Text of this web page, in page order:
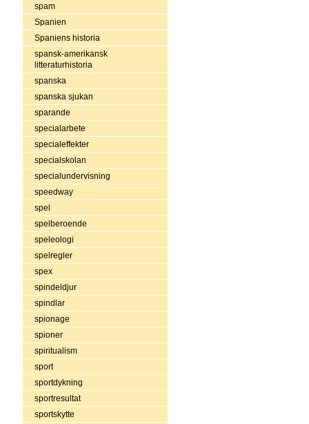
spam
Spanien
Spaniens historia
spansk-amerikansk
litteraturhistoria
spanska
spanska sjukan
sparande
specialarbete
specialeffekter
specialskolan
specialundervisning
speedway
spel
spelberoende
speleologi
spelregler
spex
spindeldjur
spindlar
spionage
spioner
spiritualism
sport
sportdykning
sportresultat
sportskytte